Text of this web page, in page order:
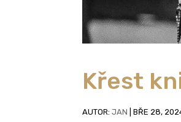
Křest
AUTOR:JAN |BŘE 28,